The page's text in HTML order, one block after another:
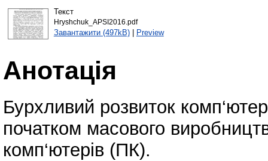
Текст
Hryshchuk_APSI2016.pdf
Завантажити (497kB)| Preview
Анотація
Бурхливий розвиток
початком масового
комп‘ютерів (ПК).